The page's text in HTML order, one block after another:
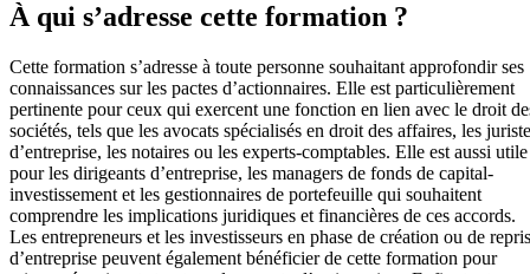
À qui s’adresse cette formation ?
Cette formation s’adresse à toute personne souhaitant approfondir ses
connaissances sur les pactes d’actionnaires. Elle est particulièrement
pertinente pour ceux qui exercent une fonction en lien avec le droit
sociétés, tels que les avocats spécialisés en droit des affaires, les
d’entreprise, les notaires ou les experts-comptables. Elle est aussi utile
pour les dirigeants d’entreprise, les managers de fonds de capital-
investissement et les gestionnaires de portefeuille qui souhaitent
comprendre les implications juridiques et financières de ces accords.
Les entrepreneurs et les investisseurs en phase de création ou de
d’entreprise peuvent également bénéficier de cette formation pour